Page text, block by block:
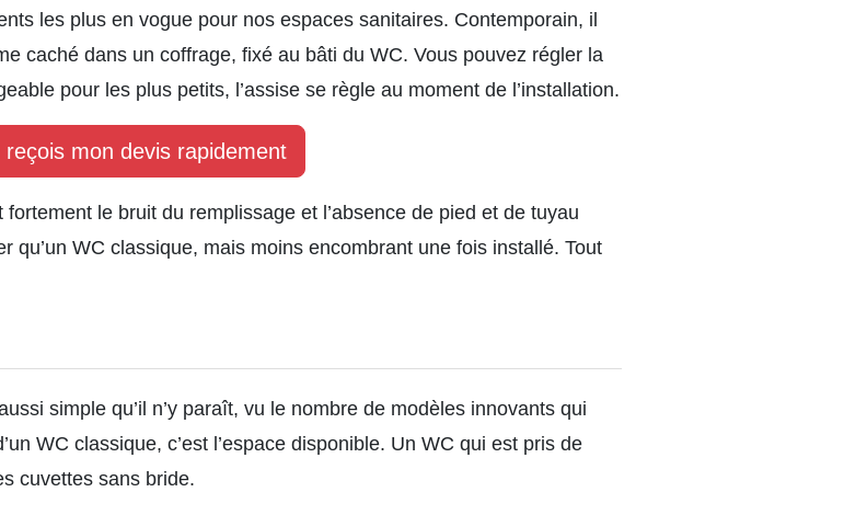
les plus en vogue pour nos espaces sanitaires. Contemporain, il
caché dans un coffrage, fixé au bâti du WC. Vous pouvez régler la
pour les plus petits, l’assise se règle au moment de l’installation.
reçois mon devis rapidement
le bruit du remplissage et l’absence de pied et de tuyau
qu’un WC classique, mais moins encombrant une fois installé. Tout
simple qu’il n’y paraît, vu le nombre de modèles innovants qui
WC classique, c’est l’espace disponible. Un WC qui est pris de
cuvettes sans bride.